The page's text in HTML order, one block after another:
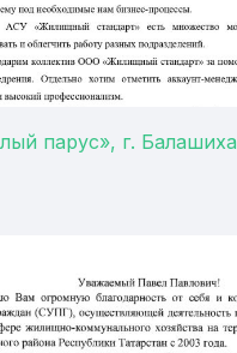
парус», г. Балашиха